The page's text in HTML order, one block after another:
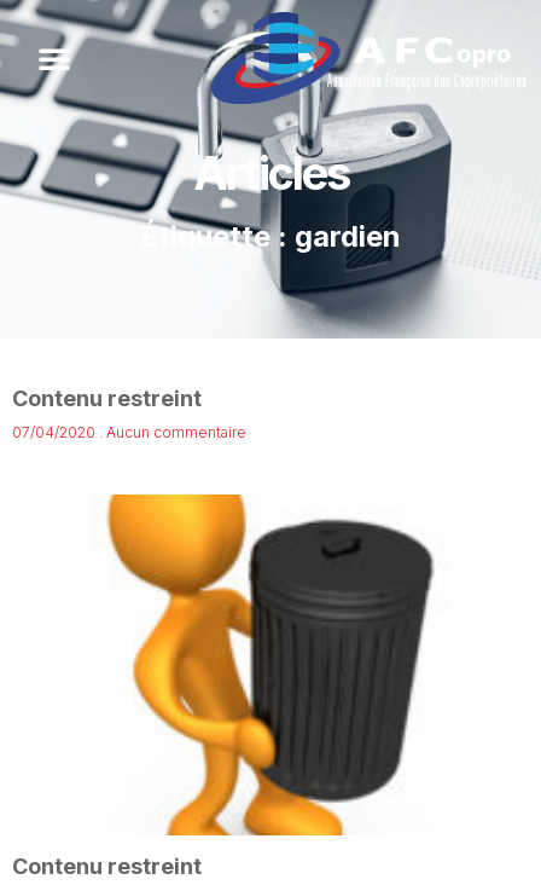
Articles
Étiquette : gardien
Contenu restreint
07/04/2020 Aucun commentaire
Contenu restreint